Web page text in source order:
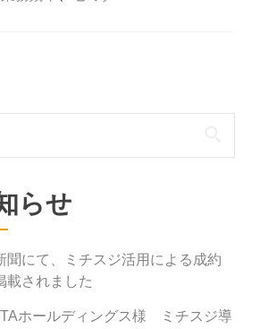
らせ
聞にて、ミチスジ活用による成約
載されました
ホールディングス様 ミチスジ導